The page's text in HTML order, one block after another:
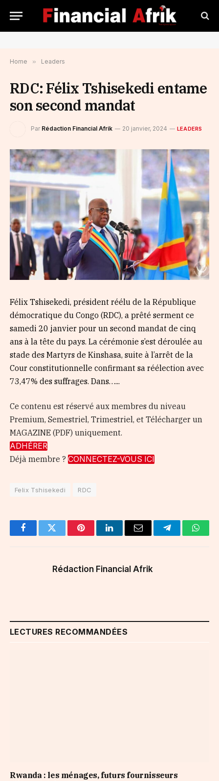
Home » Leaders
RDC: Félix Tshisekedi entame
son second mandat
Par Rédaction Financial Afrik 20 janvier, 2024 LEADERS
Félix Tshisekedi, président réélu de la République
démocratique du Congo (RDC), a prêté serment ce
samedi 20 janvier pour un second mandat de cinq
ans à la tête du pays. La cérémonie s’est déroulée au
stade des Martyrs de Kinshasa, suite à l’arrêt de la
Cour constitutionnelle confirmant sa réélection avec
73,47% des suffrages. Dans…...
Ce contenu est réservé aux membres du niveau
Premium, Semestriel, Trimestriel, et Télécharger un
MAGAZINE (PDF) uniquement.
ADHÉRER
Déjà membre ? CONNECTEZ-VOUS ICI
Felix Tshisekedi RDC
FacebookTwitter PinterestLinkedInEmail Telegram
Rédaction Financial Afrik
LECTURES RECOMMANDÉES
Rwanda : les ménages, futurs fournisseurs